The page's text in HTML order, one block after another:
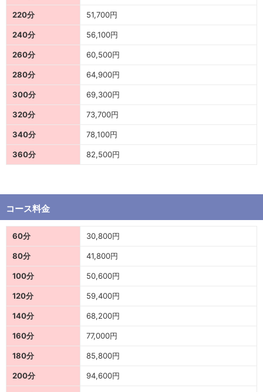
220分 51,700円
240分 56,100円
260分 60,500円
280分 64,900円
300分 69,300円
320分 73,700円
340分 78,100円
360分 82,500円
コース料金
60分 30,800円
80分 41,800円
100分 50,600円
120分 59,400円
140分 68,200円
160分 77,000円
180分 85,800円
200分 94,600円